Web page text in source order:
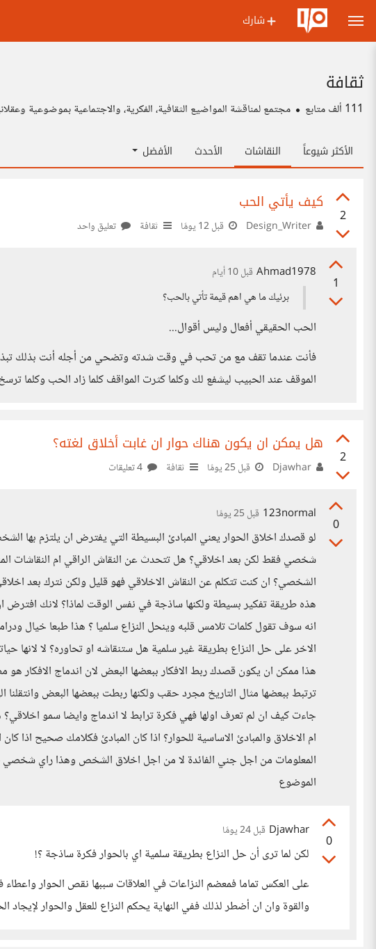
شارك
ثقافة
111 ألف متابع مجتمع لمناقشة المواضيع الثقافية، الفكرية، والاجتماعية بموضوعية
الأكثر شيوعاً النقاشات الأحدث الأفضل
2
كيف يأتي الحب
قبل 12 يومًا ثقافة تعليق واحد
1
Ahmad1978 قبل 10 أيام
برئيك ما هي اهم قيمة تأتي بالحب؟
الحب الحقيقي أفعال وليس أقوال...
فأنت عندما تقف مع من تحب في وقت شدته وتضحي من أجله أنت بذلك
الموقف عند الحبيب ليشفع لك وكلما كثرت المواقف كلما زاد الحب وكلما
2
هل يمكن ان يكون هناك حوار ان غابت أخلاق لغته؟
قبل 25 يومًا ثقافة
0
123normal قبل 25 يومًا
لو قصدك اخلاق الحوار يعني المبادئ البسيطة التي يفترض ان يلتزم بها
شخصي فقط لكن بعد اخلاقي؟ هل تتحدث عن النقاش الراقي ام النقاشات
الشخصي؟ ان كنت تتكلم عن النقاش الاخلاقي فهو قليل ولكن نترك بعد
هذه طريقة تفكير بسيطة ولكنها ساذجة في نفس الوقت لماذا؟ لانك افترض
انه سوف تقول كلمات تلامس قلبه وينحل النزاع سلميا ؟ هذا طبعا خيال
الاخر على حل النزاع بطريقة غير سلمية هل ستنقاشه او تحاوره؟ لا لانها
هذا ممكن ان يكون قصدك ربط الافكار ببعضها البعض لان اندماج الافكار هو
ترتبط ببعضها مثال التاريخ مجرد حقب ولكنها ربطت ببعضها البعض وانتقلنا
جاءت كيف ان لم تعرف اولها فهي فكرة ترابط لا اندماج وايضا سمو
ام الاخلاق والمبادئ الاساسية للحوار؟ اذا كان المبادئ فكلامك صحيح اذا
المعلومات من اجل جني الفائدة لا من اجل اخلاق الشخص وهذا راي
الموضوع
0
Djawhar قبل 24 يومًا
لكن لما ترى أن حل النزاع بطريقة سلمية اي بالحوار فكرة ساذجة ؟!
على العكس تماما فمعضم النزاعات في العلاقات سببها نقص الحوار
والقوة وان ان أضطر لذلك ففي النهاية يحكم النزاع للعقل والحوار لإيجاد